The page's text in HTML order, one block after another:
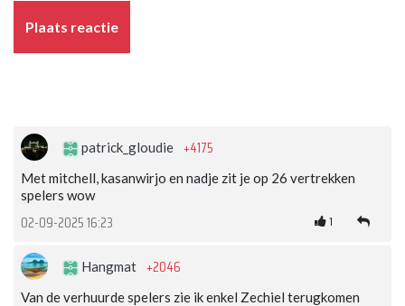
Plaats reactie
patrick_gloudie +4175
Met mitchell, kasanwirjo en nadje zit je op 26 vertrekken
spelers wow
02-09-2025 16:23 1
Hangmat +2046
Van de verhuurde spelers zie ik enkel Zechiel terugkomen